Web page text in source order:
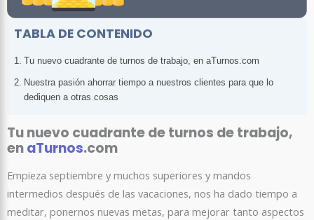
TABLA DE CONTENIDO
Tu nuevo cuadrante de turnos de trabajo, en aTurnos.com
Nuestra pasión ahorrar tiempo a nuestros clientes para que lo
dediquen a otras cosas
Tu nuevo cuadrante de turnos de trabajo,
enaTurnos.com
Empieza septiembre y muchos superiores y mandos
intermedios después de las vacaciones, nos ha dado tiempo a
meditar, ponernos nuevas metas, para mejorar tanto aspectos